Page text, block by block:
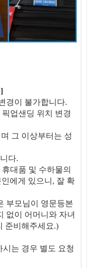
경이 불가합니다.
업샌딩 위치 변경
그 이상부터는 성
다.
대품 및 수하물의
에게 있으니, 잘 확
부모님이 영문등본
없이 어머니와 자녀
준비해주세요.)
는 경우 별도 요청